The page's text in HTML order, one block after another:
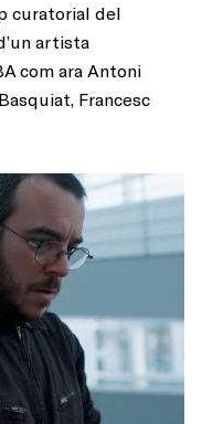
curatorial del
artista
com ara Antoni
Francesc